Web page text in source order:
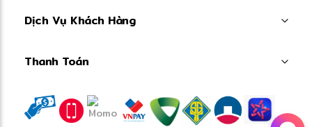
Dịch Vụ Khách Hàng
Thanh Toán